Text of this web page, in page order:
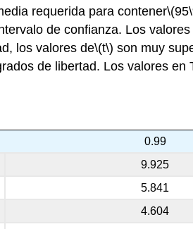
requerida para contener
de confianza. Los
los valores de\(t\) son muy
de libertad. Los valores en
0.99
9.925
5.841
4.604